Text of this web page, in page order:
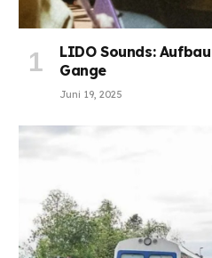
LIDO Sounds:
Gange
Juni 19, 2025